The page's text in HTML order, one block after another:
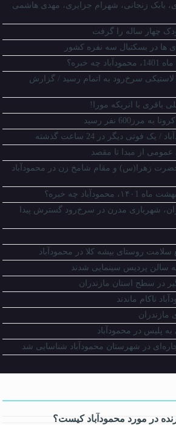
بابک زنجانی، شهرام جزایری، مهدی هاشمی
چهار ساله را گرفت
ها در بسکتبال سه نفره کشور
خبره؟
سرخ‌رود به اتمام رسید / گزارش
باقری با انریکه مورا!
مرز600 نفر رسید
فوتی دیگر در 24 ساعت گذشته
از مبدا تا مقصد
زهرا(س) و مقام شامخ زن در محمودآباد
چه خبره؟
شهربازی مدرن در سرخ‌رود گسترش پیدا
سلامت روستای بیشه کلا در محمودآباد
سالن پردیس سینمایی شدند
در سطح استان مازندران
ناکام ماندند
پلیس در محمودآباد
در مورد محمودآباد کیست؟